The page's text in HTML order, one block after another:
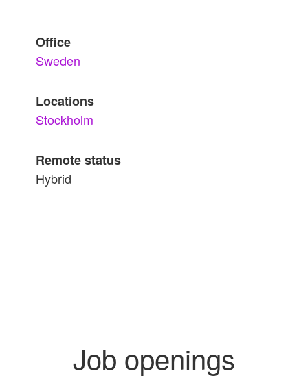
Office
Sweden
Locations
Stockholm
Remote status
Hybrid
Job openings